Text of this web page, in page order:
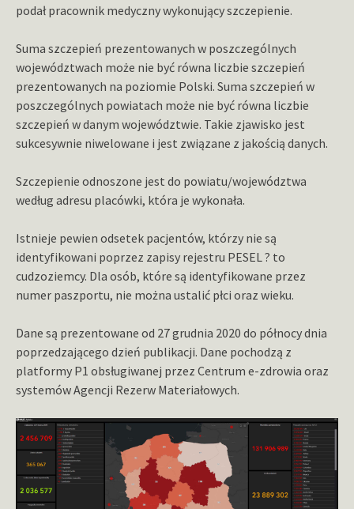
podał pracownik medyczny wykonujący szczepienie.
Suma szczepień prezentowanych w poszczególnych
województwach może nie być równa liczbie szczepień
prezentowanych na poziomie Polski. Suma szczepień w
poszczególnych powiatach może nie być równa liczbie
szczepień w danym województwie. Takie zjawisko jest
sukcesywnie niwelowane i jest związane z jakością danych.
Szczepienie odnoszone jest do powiatu/województwa
według adresu placówki, która je wykonała.
Istnieje pewien odsetek pacjentów, którzy nie są
identyfikowani poprzez zapisy rejestru PESEL ? to
cudzoziemcy. Dla osób, które są identyfikowane przez
numer paszportu, nie można ustalić płci oraz wieku.
Dane są prezentowane od 27 grudnia 2020 do północy dnia
poprzedzającego dzień publikacji. Dane pochodzą z
platformy P1 obsługiwanej przez Centrum e-zdrowia oraz
systemów Agencji Rezerw Materiałowych.